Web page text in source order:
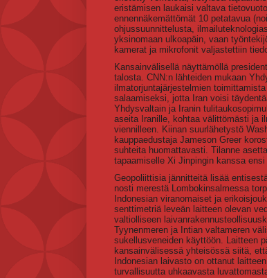
eristämisen laukaisi valtava
ennennäkemättömät 10 petatavua
ohjussuunnittelusta,
yksinomaan ulkoapäin, vaan
kamerat ja mikrofonit valjastettiin
Kansainvälisellä näyttämöllä
talosta. CNN:n lähteiden mukaan
ilmatorjuntajärjestelmien
salaamiseksi, jotta Iran voisi
Yhdysvaltain ja Iranin
aseita Iranille, kohtaa välittömästi ja
viennilleen. Kiinan suurlähetystö
kauppaedustaja Jameson Greer
suhteita huomattavasti. Tilanne
tapaamiselle Xi Jinpingin kanssa ensi
Geopoliittisia jännitteitä lisää
nosti merestä Lombokinsalmessa
Indonesian viranomaiset ja
senttimetriä leveän laitteen olevan
valtiolliseen
Tyynenmeren ja Intian valtameren
sukellusveneiden käyttöön. Laitteen
kansainvälisessä yhteisössä siitä,
Indonesian laivasto on ottanut
turvallisuutta uhkaavasta